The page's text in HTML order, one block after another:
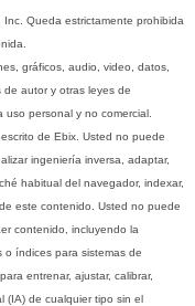
Queda estrictamente prohibida
gráficos, audio, video, datos,
autor y otras leyes de
personal y no comercial.
de Ebix. Usted no puede
ingeniería inversa, adaptar,
habitual del navegador, indexar,
este contenido. Usted no puede
contenido, incluyendo la
o índices para sistemas de
entrenar, ajustar, calibrar,
(IA) de cualquier tipo sin el